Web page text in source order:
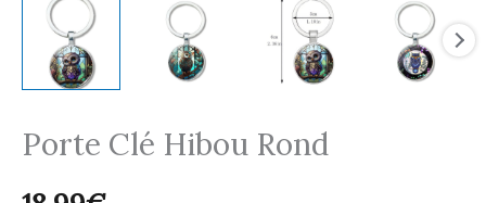
Porte Clé Hibou Rond